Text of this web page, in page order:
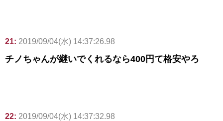
21: 2019/09/04(水) 14:37:26.98
チノちゃんが継いでくれるなら400円て格安やろ
22: 2019/09/04(水) 14:37:32.98